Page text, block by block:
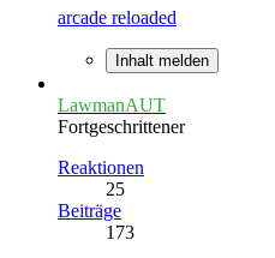
arcade reloaded
Inhalt melden
LawmanAUT
Fortgeschrittener
Reaktionen
25
Beiträge
173